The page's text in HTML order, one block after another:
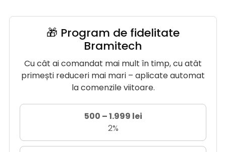
🎁 Program de fidelitate
Bramitech
Cu cât ai comandat mai mult în timp, cu atât
primești reduceri mai mari – aplicate automat
la comenzile viitoare.
500 – 1.999 lei
2%